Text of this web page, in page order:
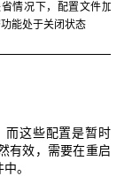
情况下，配置文件加
能处于关闭状态
而这些配置是暂时
有效，需要在重启
。